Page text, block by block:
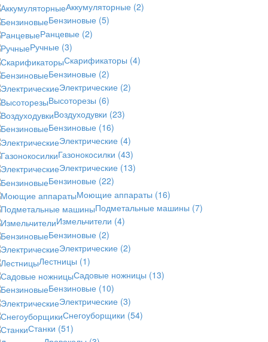
Аккумуляторные (2)
Бензиновые (5)
Ранцевые (2)
Ручные (3)
Скарификаторы (4)
Бензиновые (2)
Электрические (2)
Высоторезы (6)
Воздуходувки (23)
Бензиновые (16)
Электрические (4)
Газонокосилки (43)
Электрические (13)
Бензиновые (22)
Моющие аппараты (16)
Подметальные машины (7)
Измельчители (4)
Бензиновые (2)
Электрические (2)
Лестницы (1)
Садовые ножницы (13)
Бензиновые (10)
Электрические (3)
Снегоуборщики (54)
Станки (51)